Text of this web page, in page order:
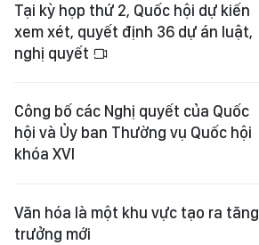
Tại kỳ họp thứ 2, Quốc hội dự kiến
xem xét, quyết định 36 dự án luật,
nghị quyết
Công bố các Nghị quyết của Quốc
hội và Ủy ban Thường vụ Quốc hội
khóa XVI
Văn hóa là một khu vực tạo ra tăng
trưởng mới